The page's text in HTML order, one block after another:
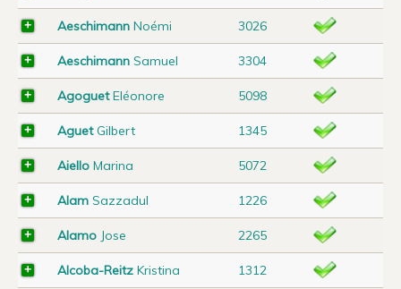
Aeschimann Noémi 3026
Aeschimann Samuel 3304
AgoguetEléonore 5098
AguetGilbert 1345
Aiello Marina 5072
Alam Sazzadul 1226
Alamo Jose 2265
Alcoba-Reitz Kristina 1312